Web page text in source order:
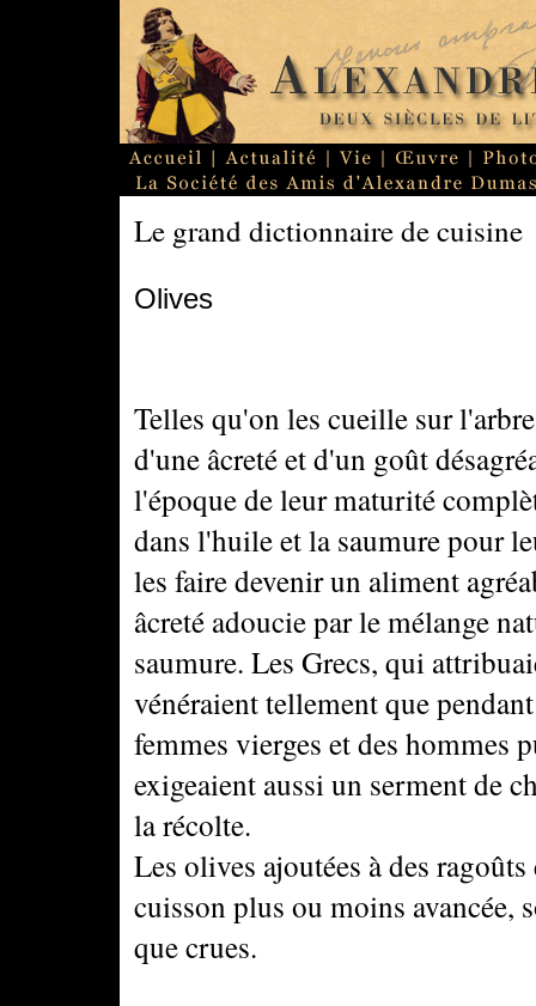
Le grand dictionnaire de cuisine
Olives
Telles qu'on les cueille sur
d'une âcreté et d'un goût
l'époque de leur maturité
dans l'huile et la saumure pour
les faire devenir un aliment
âcreté adoucie par le mélange
saumure. Les Grecs, qui
vénéraient tellement que
femmes vierges et des hommes
exigeaient aussi un serment de
la récolte.
Les olives ajoutées à des
cuisson plus ou moins avancée,
que crues.